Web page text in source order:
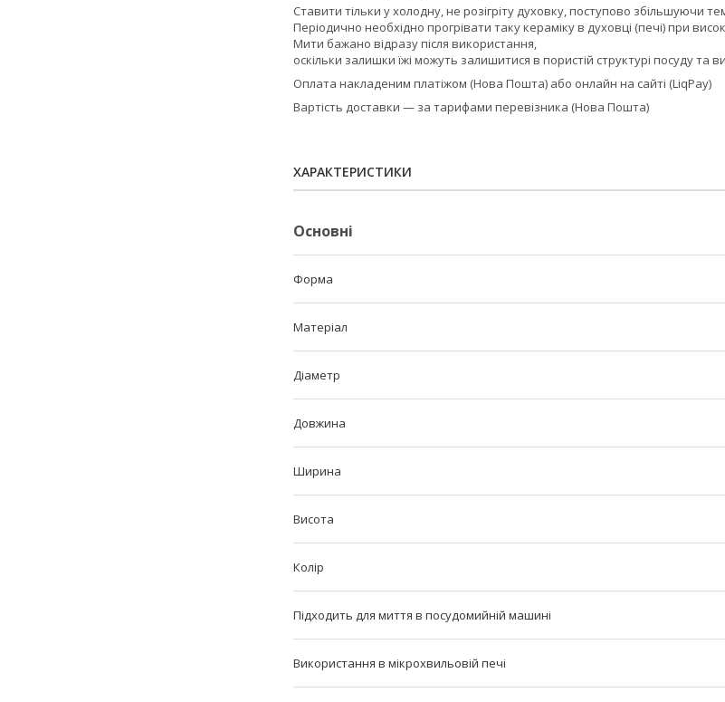
Ставити тільки у холодну, не розігріту духовку, поступово збільшуючи
Періодично необхідно прогрівати таку кераміку в духовці (печі) при
Мити бажано відразу після використання,
оскільки залишки їжі можуть залишитися в пористій структурі посуду та
Оплата накладеним платіжом (Нова Пошта) або онлайн на сайті (LiqPay)
Вартість доставки — за тарифами перевізника (Нова Пошта)
ХАРАКТЕРИСТИКИ
Основні
Форма
Матеріал
Діаметр
Довжина
Ширина
Висота
Колір
Підходить для миття в посудомийній машині
Використання в мікрохвильовій печі